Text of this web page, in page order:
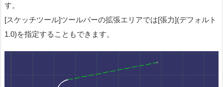
す。
[スケッチツール]ツールバーの拡張エリアでは[張力](デフォルト
1.0)を指定することもできます。